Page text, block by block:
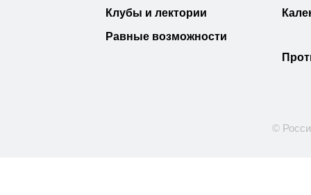
Клубы и лектории
Равные возможности
©